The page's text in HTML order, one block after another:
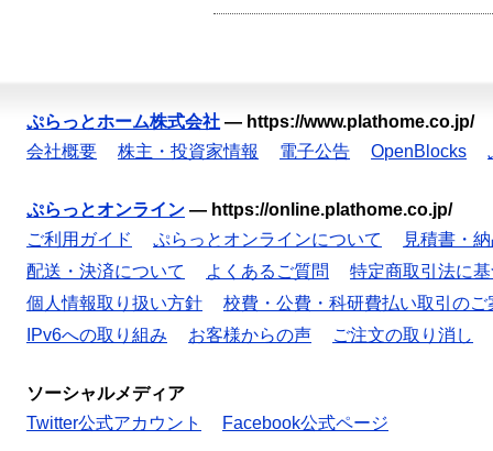
ぷらっとホーム株式会社 — https://www.plathome.co.jp/
会社概要
株主・投資家情報 電子公告 OpenBlocks
ぷらっとオンライン — https://online.plathome.co.jp/
ご利用ガイド
ぷらっとオンラインについて
見積書・
配送・決済について
よくあるご質問
特定商取引法に
個人情報取り扱い方針
校費・公費・科研費払い取引のご
IPv6への取り組み
お客様からの声 ご注文の取り消し
ソーシャルメディア
Twitter公式アカウント
Facebook公式ページ